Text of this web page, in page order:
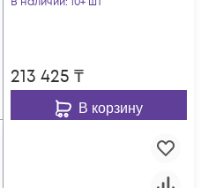
213 425 ₸
В корзину